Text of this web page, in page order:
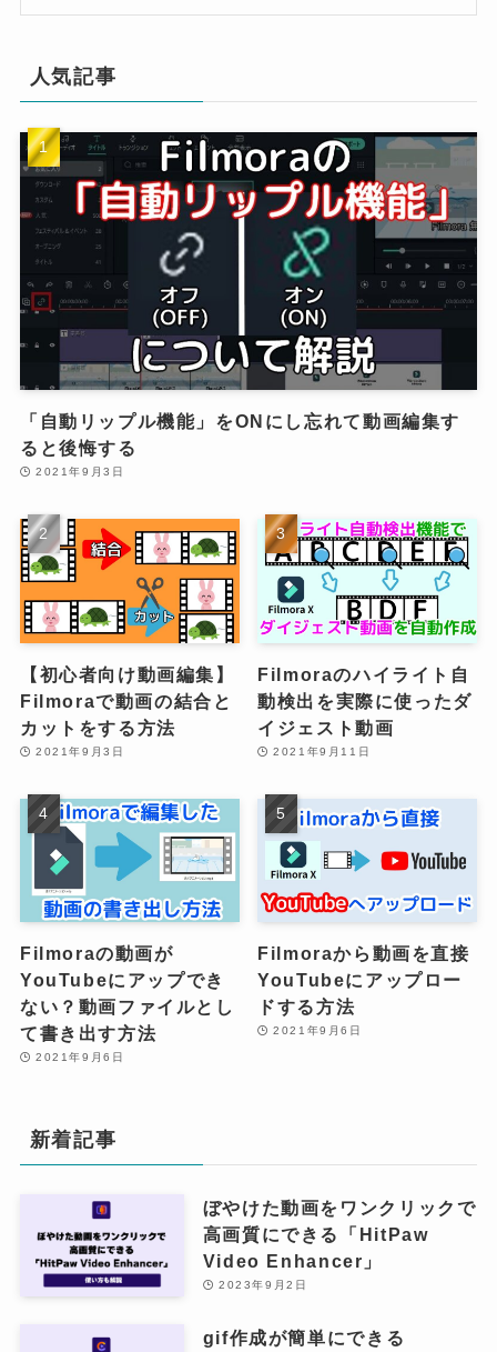
人気記事
「自動リップル機能」をONにし忘れて動画編集す
ると後悔する
2021年9月3日
【初心者向け動画編集】
Filmoraで動画の結合と
カットをする方法
2021年9月3日
Filmoraのハイライト自
動検出を実際に使ったダ
イジェスト動画
2021年9月11日
Filmoraの動画が
YouTubeにアップでき
ない？動画ファイルとし
て書き出す方法
2021年9月6日
Filmoraから動画を直接
YouTubeにアップロー
ドする方法
2021年9月6日
新着記事
ぼやけた動画をワンクリックで
高画質にできる「HitPaw
Video Enhancer」
2023年9月2日
gif作成が簡単にできる